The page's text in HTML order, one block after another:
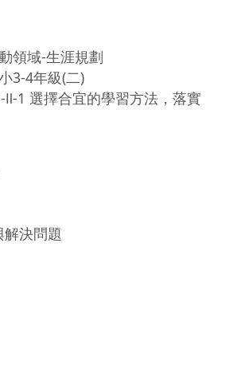
領域-生涯規劃
3-4年級(二)
1 選擇合宜的學習方法，落實
決問題